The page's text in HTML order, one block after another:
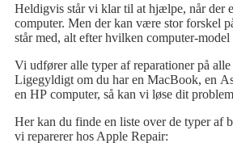
Heldigvis står vi klar til at hjælpe, når der
computer. Men der kan være stor forskel
står med, alt efter hvilken computer-model
Vi udfører alle typer af reparationer på
Ligegyldigt om du har en MacBook, en
en HP computer, så kan vi løse dit
Her kan du finde en liste over de typer af
vi reparerer hos Apple Repair: